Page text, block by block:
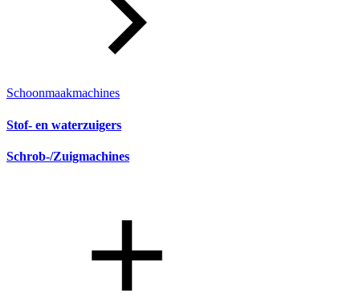
Schoonmaakmachines
Stof- en waterzuigers
Schrob-/Zuigmachines